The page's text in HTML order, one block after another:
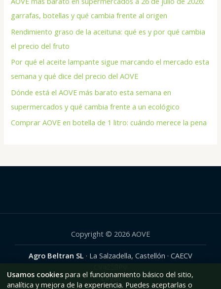
garrafas, botellas y qué cambia frente al origen
Rendimiento graso de la aceituna: qué es y por qué cambia
el precio del fruto
Por qué el aceite lampante sigue marcando el mercado esta
semana y qué dice del precio del AOVE
Dónde está el AOVE más barato esta semana en
supermercados y qué cambia frente a un ecológico
Comprar AOVE en botella de 1 litro: cuándo merece la pena
Copyright © 2026 AOVE
Agro Beltran SL · La Salzadella, Castellón · CAECV
Legal
Usamos cookies para el funcionamiento básico del sitio,
analítica y mejora de la experiencia. Puedes aceptarlas o